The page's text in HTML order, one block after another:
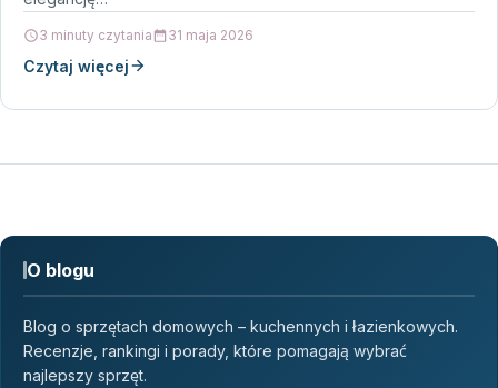
3 minuty czytania 31 maja 2026
Czytaj więcej
O blogu
Blog o sprzętach domowych – kuchennych i łazienkowych.
Recenzje, rankingi i porady, które pomagają wybrać
najlepszy sprzęt.